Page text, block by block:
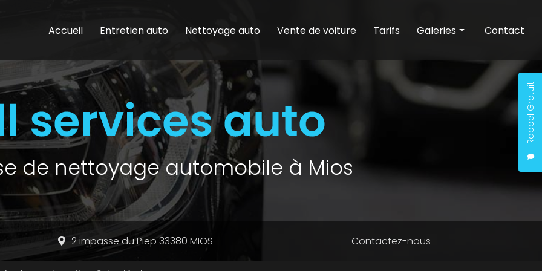
Rappel Gratuit
Accueil
Entretien auto Nettoyage auto Vente de voiture Tarifs Galeries
Nettoyage auto
Vente de voiture
Contact
de nettoyage automobile à Mios
2 impasse du Piep 33380 MIOS Contactez-nous